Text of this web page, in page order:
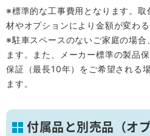
※標準的な工事費用となります。
材やオプションにより金額が変わ
※駐車スペースのないご家庭の場合
ます。また、メーカー標準の製品
保証（最長10年）をご希望される
ます。
付属品と別売品（オプ